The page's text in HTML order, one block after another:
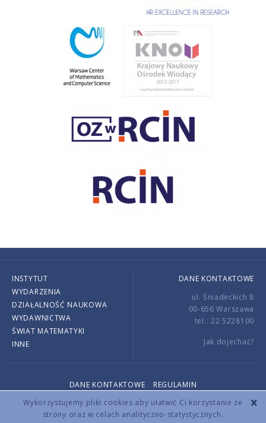
Wykorzystujemy pliki cookies aby ułatwić Ci korzystanie ze
strony oraz w celach analityczno-statystycznych.
INSTYTUT
WYDARZENIA
DZIAŁALNOŚĆ NAUKOWA
WYDAWNICTWA
ŚWIAT MATEMATYKI
INNE
DANE KONTAKTOWE
ul. Śniadeckich 8
00-656 Warszawa
tel.: 22 5228100
Jak dojechać?
DANE KONTAKTOWE
REGULAMIN
Copyright © 2026 by IMPAN. All rights reserved.